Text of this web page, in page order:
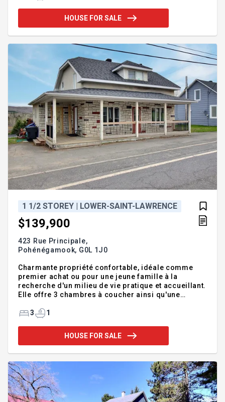
d'un confort appréciable en toute saison grâce à la
présence d'une thermopompe sur chacun de ses
Demandez une visite ! Addendum:Incusions:Stores,
HOUSE FOR SALE
1 1/2 STOREY | LOWER-SAINT-LAWRENCE
$139,900
423 Rue Principale,
Pohénégamook, G0L 1J0
Charmante propriété confortable, idéale comme
premier achat ou pour une jeune famille à la
recherche d'un milieu de vie pratique et accueillant.
Elle offre 3 chambres à coucher ainsi qu'une
parfaitement aux besoins du quotidien. Vous
sécuritaire, parfaite pour l'amusement des enfants
et les moments en famille. Au fil des ans, la
diverses mises à jour intérieures, offrant ainsi une
tranquillité d'esprit. Le tout à
3 1
HOUSE FOR SALE